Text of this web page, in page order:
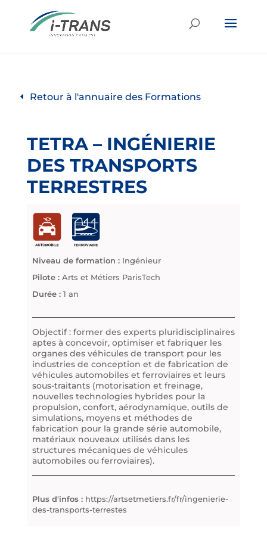
Retour à l'annuaire des Formations
TETRA – INGÉNIERIE
DES TRANSPORTS
TERRESTRES
Niveau de formation : Ingénieur
Pilote : Arts et Métiers ParisTech
Durée : 1 an
Objectif : former des experts pluridisciplinaires
aptes à concevoir, optimiser et fabriquer les
organes des véhicules de transport pour les
industries de conception et de fabrication de
véhicules automobiles et ferroviaires et leurs
sous-traitants (motorisation et freinage,
nouvelles technologies hybrides pour la
propulsion, confort, aérodynamique, outils de
simulations, moyens et méthodes de
fabrication pour la grande série automobile,
matériaux nouveaux utilisés dans les
structures mécaniques de véhicules
automobiles ou ferroviaires).
Plus d'infos : https://artsetmetiers.fr/fr/ingenierie-
des-transports-terrestes